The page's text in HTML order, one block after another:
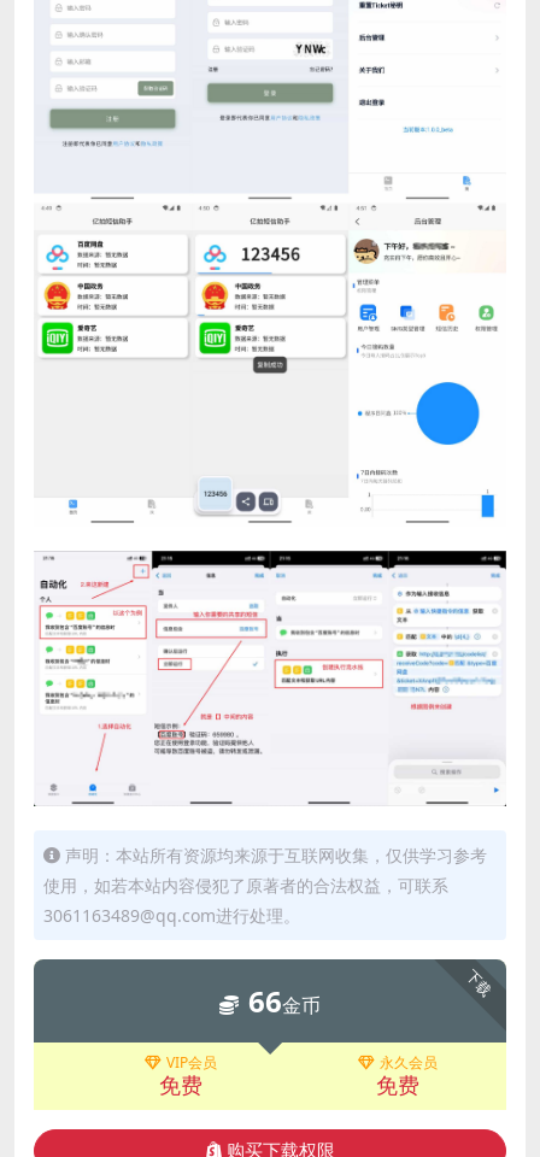
声明：本站所有资源均来源于互联网收集，仅供学习参考
使用，如若本站内容侵犯了原著者的合法权益，可联系
3061163489@qq.com进行处理。
下载
66金币
VIP会员
免费
永久会员
免费
购买下载权限